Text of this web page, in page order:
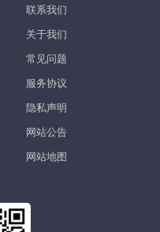
联系我们
关于我们
常见问题
服务协议
隐私声明
网站公告
网站地图